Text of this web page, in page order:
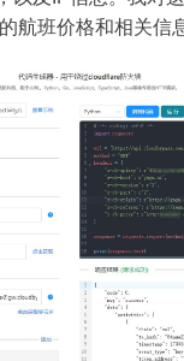
航班价格和相关信